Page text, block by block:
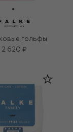
гольфы
2 620 ₽